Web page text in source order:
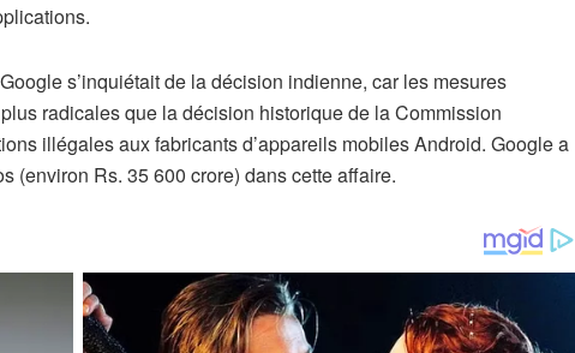
s’inquiétait de la décision indienne, car les mesures
radicales que la décision historique de la Commission
illégales aux fabricants d’appareils mobiles Android. Google a
(environ Rs. 35 600 crore) dans cette affaire.